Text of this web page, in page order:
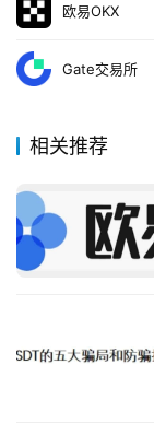
欧易OKX
Gate交易所
相关推荐